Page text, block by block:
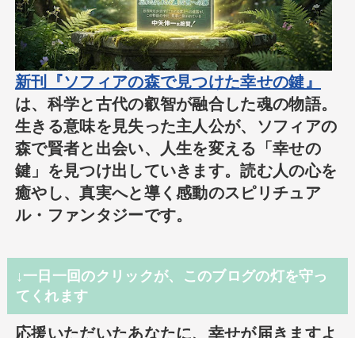
新刊『ソフィアの森で見つけた幸せの鍵』
は、科学と古代の叡智が融合した魂の物語。
生きる意味を見失った主人公が、ソフィアの
森で賢者と出会い、人生を変える「幸せの
鍵」を見つけ出していきます。読む人の心を
癒やし、真実へと導く感動のスピリチュア
ル・ファンタジーです。
↓一日一回のクリックが、このブログの灯を守っ
てくれます
応援いただいたあなたに、幸せが届きますよ